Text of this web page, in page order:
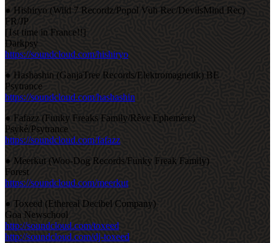
● Hishiryo (Wild 7 Recordz/Popol Vuh Rec/DevilsMind Rec)
FR/JP
[1st time in France!!]
Darkpsy
https://soundcloud.com/hishiryo
● Hashashin (GanjaTree Records/Elektromagnetik) BE
Psytrance
https://soundcloud.com/hashashin
● Fafazz (Funky Freaks Family/Rêve Ephemère)
Psyké/Psytrance
https://soundcloud.com/fafazz
● Meerkut (Woo-Dog Records/Funky Freak Family)
Forest
https://soundcloud.com/meerkut
● Toxeed (Ethereal Decibel Company)
Goa Newschool
http://soundcloud.com/toxeed
http://soundcloud.com/dj-toxeed